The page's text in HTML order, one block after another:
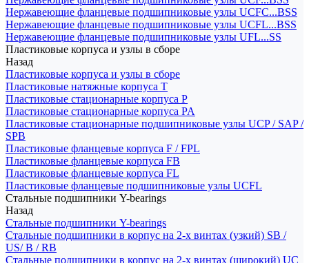
Нержавеющие фланцевые подшипниковые узлы UCFC...BSS
Нержавеющие фланцевые подшипниковые узлы UCFL...BSS
Нержавеющие фланцевые подшипниковые узлы UFL...SS
Пластиковые корпуса и узлы в сборе
Назад
Пластиковые корпуса и узлы в сборе
Пластиковые натяжные корпуса T
Пластиковые стационарные корпуса P
Пластиковые стационарные корпуса PA
Пластиковые стационарные подшипниковые узлы UCP / SAP /
SPB
Пластиковые фланцевые корпуса F / FPL
Пластиковые фланцевые корпуса FB
Пластиковые фланцевые корпуса FL
Пластиковые фланцевые подшипниковые узлы UCFL
Стальные подшипники Y-bearings
Назад
Стальные подшипники Y-bearings
Стальные подшипники в корпус на 2-х винтах (узкий) SB /
US/ B / RB
Стальные подшипники в корпус на 2-х винтах (широкий) UC